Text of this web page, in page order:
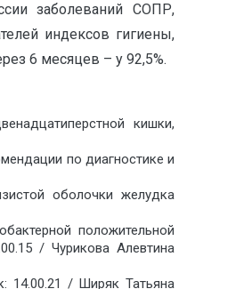
заболеваний СОПР,
индексов гигиены,
6 месяцев – у 92,5%.
кишки,
по диагностике и
оболочки желудка
положительной
/ Чурикова Алевтина
14.00.21 / Ширяк Татьяна